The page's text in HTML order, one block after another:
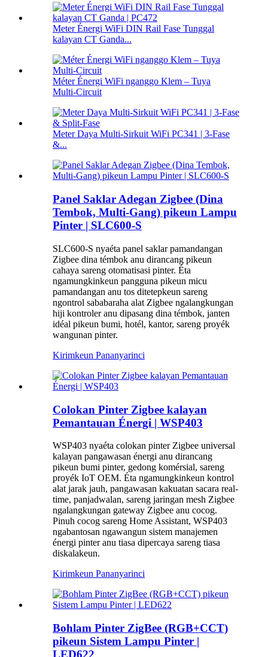
Meter Énergi WiFi DIN Rail Fase Tunggal
kalayan CT Ganda...
Méter Énergi WiFi nganggo Klem – Tuya
Multi‑Circuit
Meter Daya Multi-Sirkuit WiFi PC341 | 3-Fase
&...
Panel Saklar Adegan Zigbee (Dina
Tembok, Multi-Gang) pikeun Lampu
Pinter | SLC600-S
SLC600-S nyaéta panel saklar pamandangan
Zigbee dina témbok anu dirancang pikeun
cahaya sareng otomatisasi pinter. Éta
ngamungkinkeun pangguna pikeun micu
pamandangan anu tos ditetepkeun sareng
ngontrol sababaraha alat Zigbee ngalangkungan
hiji kontroler anu dipasang dina témbok, janten
idéal pikeun bumi, hotél, kantor, sareng proyék
wangunan pinter.
Kirimkeun Pananyarinci
Colokan Pinter Zigbee kalayan
Pemantauan Énergi | WSP403
WSP403 nyaéta colokan pinter Zigbee universal
kalayan pangawasan énergi anu dirancang
pikeun bumi pinter, gedong komérsial, sareng
proyék IoT OEM. Éta ngamungkinkeun kontrol
alat jarak jauh, pangawasan kakuatan sacara real-
time, panjadwalan, sareng jaringan mesh Zigbee
ngalangkungan gateway Zigbee anu cocog.
Pinuh cocog sareng Home Assistant, WSP403
ngabantosan ngawangun sistem manajemen
énergi pinter anu tiasa dipercaya sareng tiasa
diskalakeun.
Kirimkeun Pananyarinci
Bohlam Pinter ZigBee (RGB+CCT)
pikeun Sistem Lampu Pinter |
LED622